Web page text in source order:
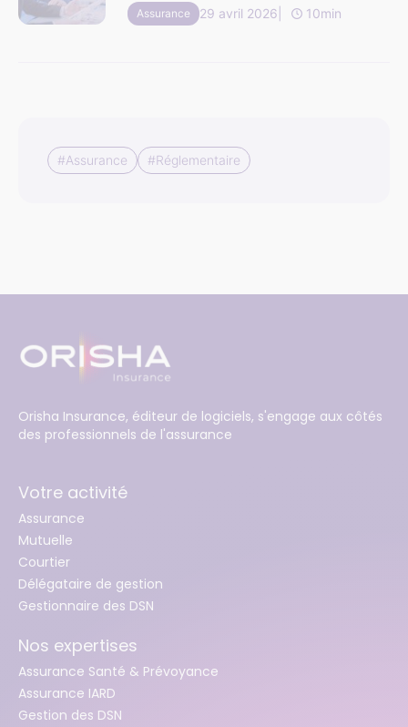
numérique
Assurance 29 avril 2026 10min
#Assurance #Réglementaire
Orisha Insurance, éditeur de logiciels, s'engage aux côtés
des professionnels de l'assurance
Votre activité
Assurance
Mutuelle
Courtier
Délégataire de gestion
Gestionnaire des DSN
Nos expertises
Assurance Santé & Prévoyance
Assurance IARD
Gestion des DSN